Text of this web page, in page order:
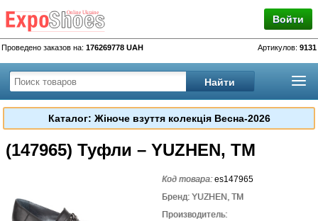
Войти
Проведено заказов на: 176269778 UAH Артикулов: 9131
Каталог: Жіноче взуття колекція Весна-2026
(147965) Туфли – YUZHEN, TM
Код товара:es147965
Бренд: YUZHEN, TM
Производитель: